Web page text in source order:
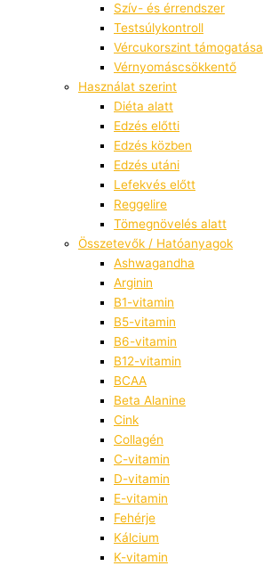
Szív- és érrendszer
Testsúlykontroll
Vércukorszint támogatása
Vérnyomáscsökkentő
Használat szerint
Diéta alatt
Edzés előtti
Edzés közben
Edzés utáni
Lefekvés előtt
Reggelire
Tömegnövelés alatt
Összetevők / Hatóanyagok
Ashwagandha
Arginin
B1-vitamin
B5-vitamin
B6-vitamin
B12-vitamin
BCAA
Beta Alanine
Cink
Collagén
C-vitamin
D-vitamin
E-vitamin
Fehérje
Kálcium
K-vitamin